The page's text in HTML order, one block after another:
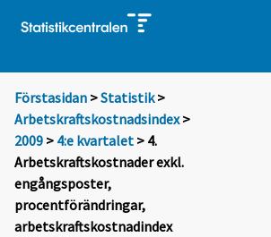
Förstasidan >Statistik >
Arbetskraftskostnadsindex>
2009 > 4:e kvartalet > 4.
Arbetskraftskostnader exkl.
engångsposter,
procentförändringar,
arbetskraftskostnadindex